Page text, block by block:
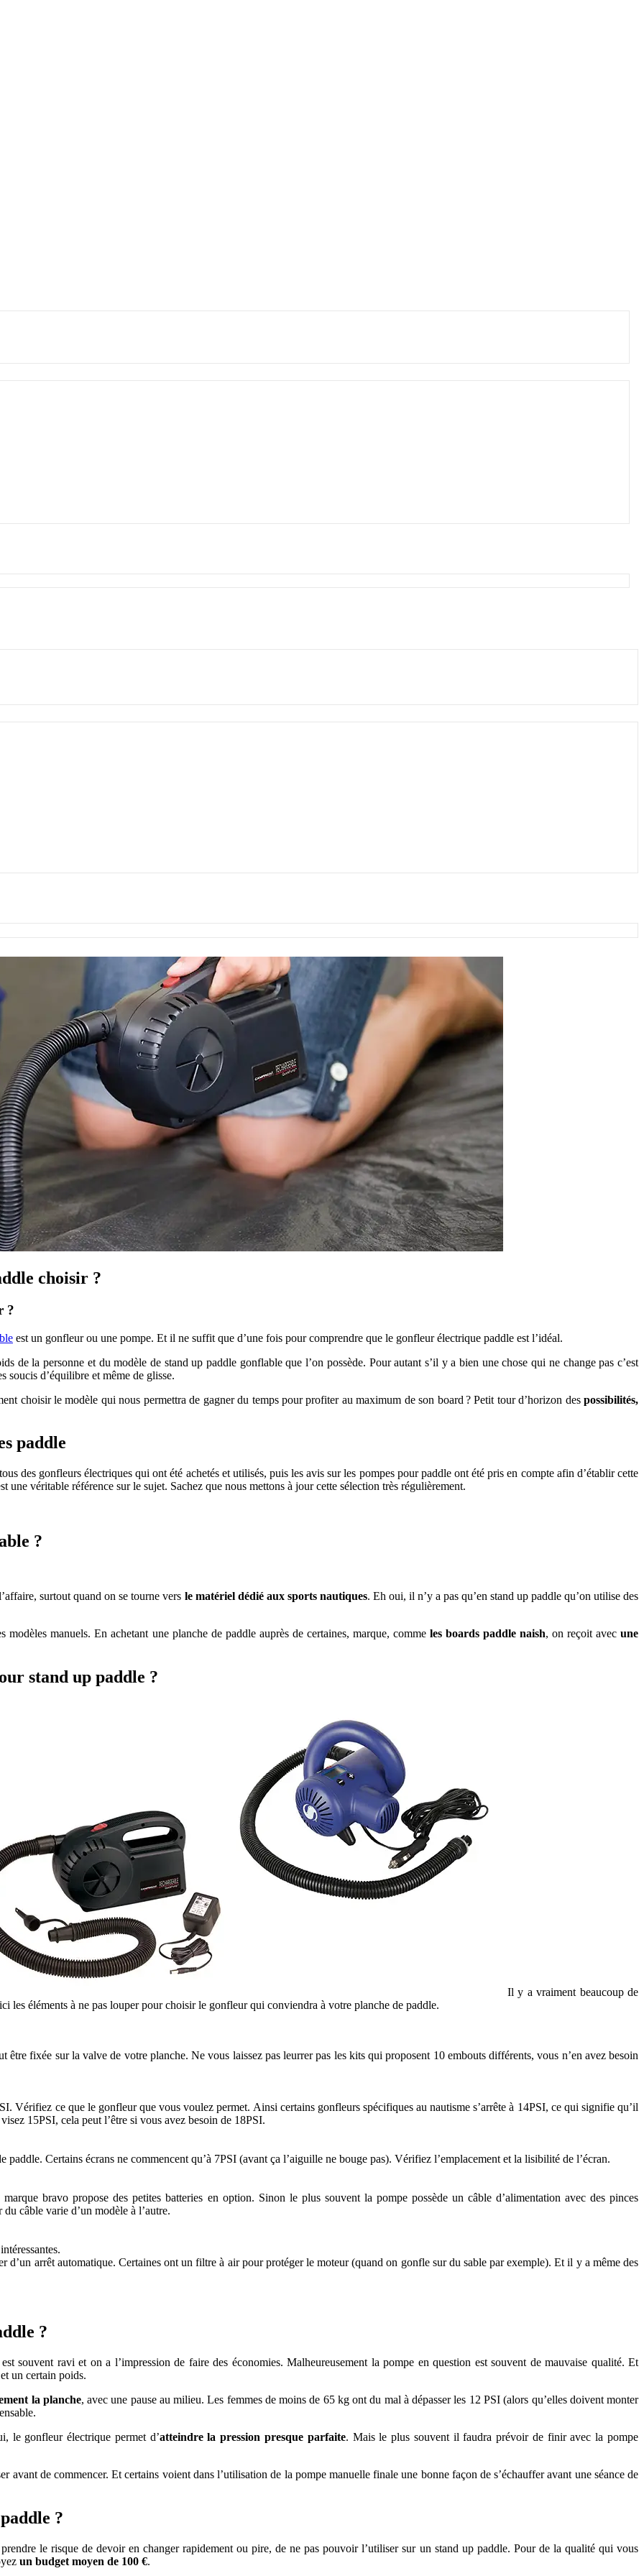
choisir ?
?
est un gonfleur ou une pompe. Et il ne suffit que d’une fois pour comprendre que le gonfleur électrique paddle est l’idéal.
de la personne et du modèle de stand up paddle gonflable que l’on possède. Pour autant s’il y a bien une chose qui ne change pas c’est
soucis d’équilibre et même de glisse.
choisir le modèle qui nous permettra de gagner du temps pour profiter au maximum de son board ? Petit tour d’horizon des possibilités,
paddle
des gonfleurs électriques qui ont été achetés et utilisés, puis les avis sur les pompes pour paddle ont été pris en compte afin d’établir cette
véritable référence sur le sujet. Sachez que nous mettons à jour cette sélection très régulièrement.
?
surtout quand on se tourne vers le matériel dédié aux sports nautiques. Eh oui, il n’y a pas qu’en stand up paddle qu’on utilise des
manuels. En achetant une planche de paddle auprès de certaines, marque, comme les boards paddle naish, on reçoit avecune
stand up paddle ?
Il y a vraiment beaucoup de
les éléments à ne pas louper pour choisir le gonfleur qui conviendra à votre planche de paddle.
être fixée sur la valve de votre planche. Ne vous laissez pas leurrer pas les kits qui proposent 10 embouts différents, vous n’en avez besoin
Vérifiez ce que le gonfleur que vous voulez permet. Ainsi certains gonfleurs spécifiques au nautisme s’arrête à 14PSI, ce qui signifie qu’il
15PSI, cela peut l’être si vous avez besoin de 18PSI.
Certains écrans ne commencent qu’à 7PSI (avant ça l’aiguille ne bouge pas). Vérifiez l’emplacement et la lisibilité de l’écran.
bravo propose des petites batteries en option. Sinon le plus souvent la pompe possède un câble d’alimentation avec des pinces
câble varie d’un modèle à l’autre.
arrêt automatique. Certaines ont un filtre à air pour protéger le moteur (quand on gonfle sur du sable par exemple). Et il y a même des
?
souvent ravi et on a l’impression de faire des économies. Malheureusement la pompe en question est souvent de mauvaise qualité. Et
un certain poids.
la planche, avec une pause au milieu. Les femmes de moins de 65 kg ont du mal à dépasser les 12 PSI (alors qu’elles doivent monter
le gonfleur électrique permet d’atteindre la pression presque parfaite. Mais le plus souvent il faudra prévoir de finir avec la pompe
avant de commencer. Et certains voient dans l’utilisation de la pompe manuelle finale une bonne façon de s’échauffer avant une séance de
?
le risque de devoir en changer rapidement ou pire, de ne pas pouvoir l’utiliser sur un stand up paddle. Pour de la qualité qui vous
un budget moyen de 100 €.